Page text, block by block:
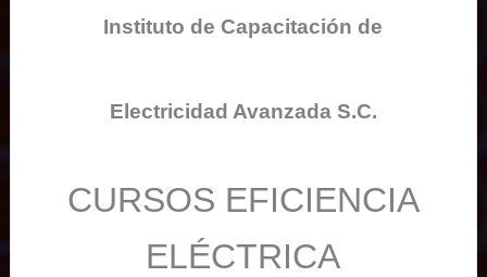
Instituto de Capacitación de
Electricidad Avanzada S.C.
CURSOS EFICIENCIA
ELÉCTRICA